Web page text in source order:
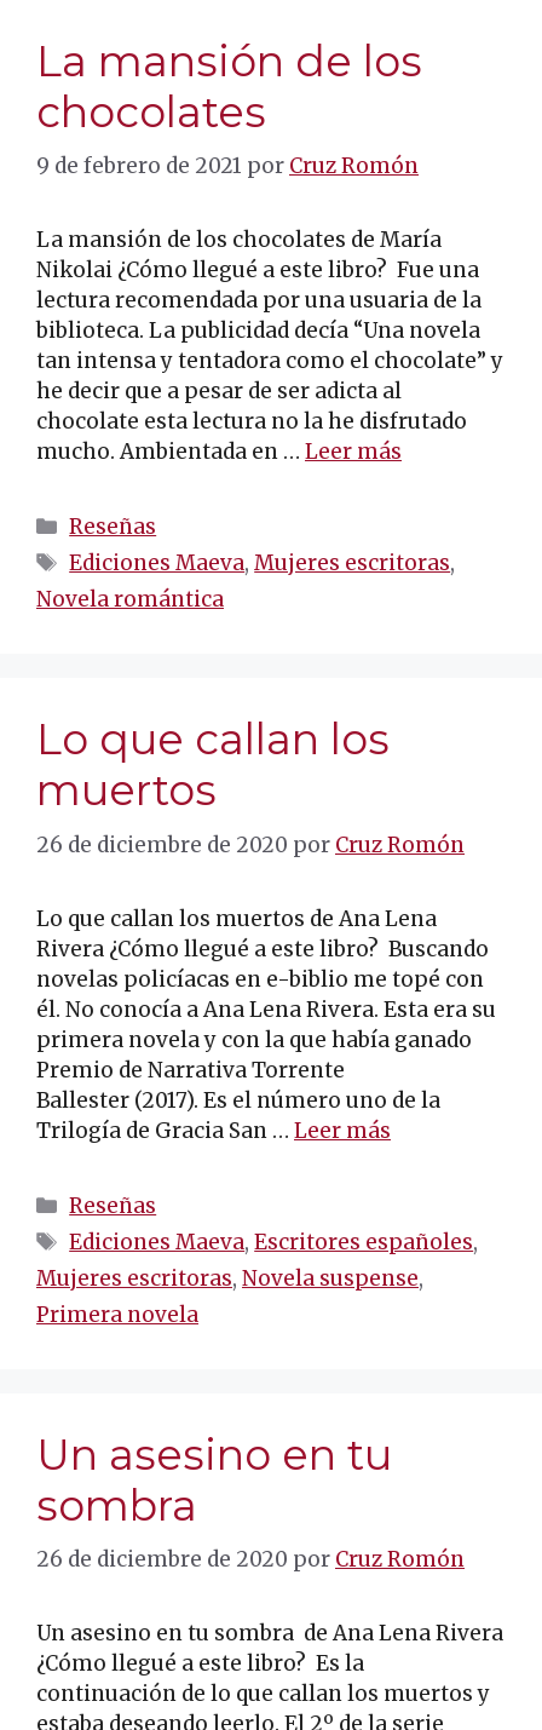
La mansión de los
chocolates
9 de febrero de 2021 por Cruz Romón
La mansión de los chocolates de María
Nikolai ¿Cómo llegué a este libro? Fue una
lectura recomendada por una usuaria de la
biblioteca. La publicidad decía “Una novela
tan intensa y tentadora como el chocolate” y
he decir que a pesar de ser adicta al
chocolate esta lectura no la he disfrutado
mucho. Ambientada en … Leer más
Categorías
Reseñas
Etiquetas
Ediciones Maeva,Mujeres escritoras,
Novela romántica
Lo que callan los
muertos
26 de diciembre de 2020 por Cruz Romón
Lo que callan los muertos de Ana Lena
Rivera ¿Cómo llegué a este libro? Buscando
novelas policíacas en e-biblio me topé con
él. No conocía a Ana Lena Rivera. Esta era su
primera novela y con la que había ganado
Premio de Narrativa Torrente
Ballester (2017). Es el número uno de la
Trilogía de Gracia San … Leer más
Categorías
Reseñas
Etiquetas
Ediciones Maeva,Escritores españoles,
Mujeres escritoras, Novela suspense,
Primera novela
Un asesino en tu
sombra
26 de diciembre de 2020 por Cruz Romón
Un asesino en tu sombra de Ana Lena Rivera
¿Cómo llegué a este libro? Es la
continuación de lo que callan los muertos y
estaba deseando leerlo. El 2º de la serie